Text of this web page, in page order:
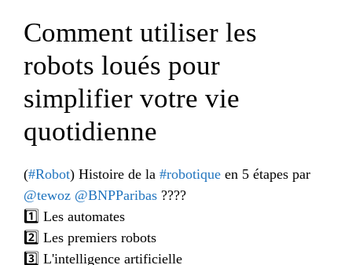
Comment utiliser les
robots loués pour
simplifier votre vie
quotidienne
(#Robot) Histoire de la #robotique en 5 étapes par
@tewoz @BNPParibas ????
1️⃣ Les automates
2️⃣ Les premiers robots
3️⃣ L'intelligence artificielle